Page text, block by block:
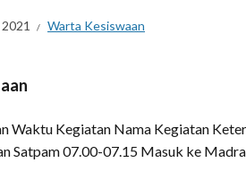
Warta Kesiswaan
Waktu Kegiatan Nama Kegiatan
Satpam 07.00-07.15 Masuk ke